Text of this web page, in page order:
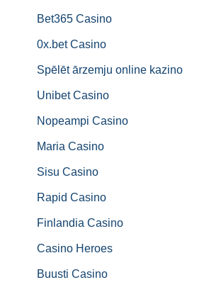
Bet365 Casino
0x.bet Casino
Spēlēt ārzemju online kazino
Unibet Casino
Nopeampi Casino
Maria Casino
Sisu Casino
Rapid Casino
Finlandia Casino
Casino Heroes
Buusti Casino